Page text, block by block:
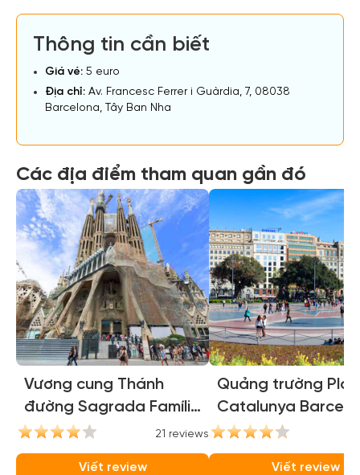
Thông tin cần biết
Giá vé: 5 euro
Địa chỉ: Av. Francesc Ferrer i Guàrdia, 7, 08038
Barcelona, Tây Ban Nha
Các địa điểm tham quan gần đó
Vương cung Thánh
đường Sagrada Família
(Sagrada Familia
Basilica)
21 reviews
Viết review
Quảng trường
Catalunya
(Catalunya Square
Barcelona)
Viết review